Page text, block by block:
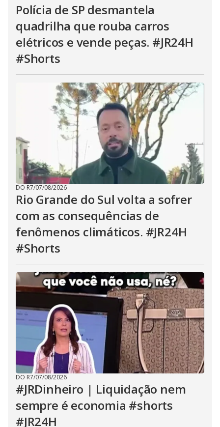
Polícia de SP desmantela
quadrilha que rouba carros
elétricos e vende peças. #JR24H
#Shorts
DO R7/07/08/2026
Rio Grande do Sul volta a sofrer
com as consequências de
fenômenos climáticos. #JR24H
#Shorts
DO R7/07/08/2026
#JRDinheiro | Liquidação nem
sempre é economia #shorts
#JR24H